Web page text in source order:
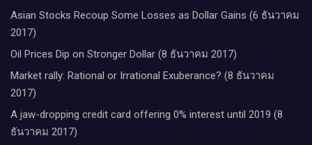
Asian Stocks Recoup Some Losses as Dollar Gains (6 ธันวาคม
2017)
Oil Prices Dip on Stronger Dollar (8 ธันวาคม 2017)
Market rally: Rational or Irrational Exuberance? (8 ธันวาคม
2017)
A jaw-dropping credit card offering 0% interest until 2019 (8
ธันวาคม 2017)